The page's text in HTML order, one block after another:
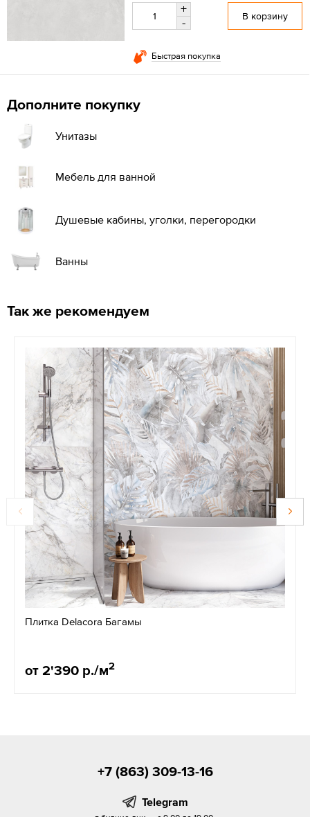
+
-
В корзину
Быстрая покупка
Дополните покупку
Унитазы
Мебель для ванной
Душевые кабины, уголки, перегородки
Ванны
Так же рекомендуем
Плитка Delacora Багамы
от 2'390 р./м2
+7 (863) 309-13-16
Telegram